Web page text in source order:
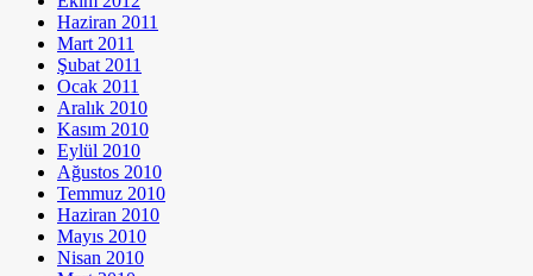
Haziran 2011
Mart 2011
Şubat 2011
Ocak 2011
Aralık 2010
Kasım 2010
Eylül 2010
Ağustos 2010
Temmuz 2010
Haziran 2010
Mayıs 2010
Nisan 2010